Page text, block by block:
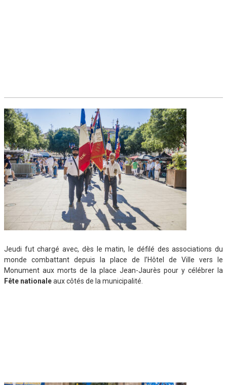
Jeudi fut chargé avec, dès le matin, le défilé des associations du
monde combattant depuis la place de l’Hôtel de Ville vers le
Monument aux morts de la place Jean-Jaurès pour y célébrer la
Fête nationaleaux côtés de la municipalité.